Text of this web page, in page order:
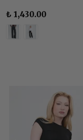
₺ 1,430.00